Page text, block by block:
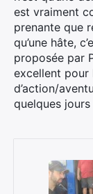
est vraiment
prenante que
qu’une hâte,
proposée par
excellent pour
d’action/
quelques
: